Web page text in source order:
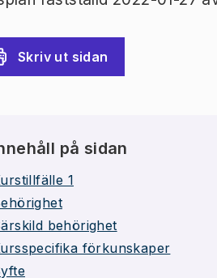
Skriv ut sidan
på sidan
1
behörighet
förkunskaper